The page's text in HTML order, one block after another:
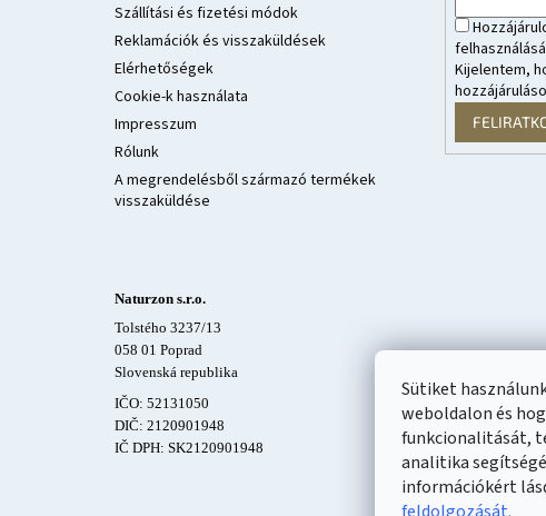
Sütiket
weboldalon és
funkcionalitását,
analitika
információkért
Szállítási és fizetési módok
Reklamációk és visszaküldések
Elérhetőségek
Cookie-k használata
Impresszum
Rólunk
A megrendelésből származó termékek
visszaküldése
Kijelentem,
Naturzon s.r.o.
Tolstého 3237/13
058 01 Poprad
Slovenská republika
IČO: 52131050
DIČ: 2120901948
IČ DPH: SK2120901948